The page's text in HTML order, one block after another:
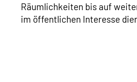
Räumlichkeiten bis auf
im öffentlichen Interesse